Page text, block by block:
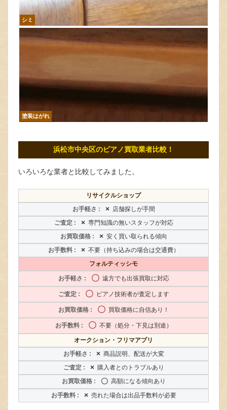
シミ
塗装はがれ
浜松市中央区のピアノ買取業者比較！
いろいろな業者と比較してみました。
リサイクルショップ
× 店舗探しが手間
× 専門知識の無いスタッフが対応
× 安く買い取られる傾向
× 不要（持ち込みの場合は交通費）
フォルティッシモ
〇 遠方でも出張買取に対応
〇 ピアノ技術者が査定します
〇 買取価格に自信あり！
〇 不要（処分・下見は別途）
オークション・フリマアプリ
× 商品説明、配送が大変
× 購入者とのトラブルあり
〇 高額になる傾向あり
× 売れた場合は出品手数料が必要